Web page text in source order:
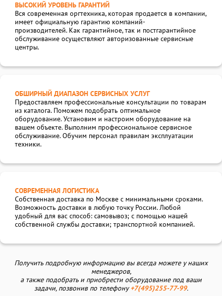
ВЫСОКИЙ УРОВЕНЬ ГАРАНТИЙ
Вся современная оргтехника, которая продается в компании,
имеет официальную гарантию компаний-
производителей. Как гарантийное, так и постгарантийное
обслуживание осуществляют авторизованные сервисные
центры.
ОБШИРНЫЙ ДИАПАЗОН СЕРВИСНЫХ УСЛУГ
Предоставляем профессиональные консультации по товарам
из каталога. Поможем подобрать оптимальное
оборудование. Установим и настроим оборудование на
вашем объекте. Выполним профессиональное сервисное
обслуживание. Обучим персонал правилам эксплуатации
техники.
СОВРЕМЕННАЯ ЛОГИСТИКА
Собственная доставка по Москве с минимальными сроками.
Возможность доставки в любую точку России. Любой
удобный для вас способ: самовывоз; с помощью нашей
собственной службы доставки; транспортной компанией.
Получить подробную информацию вы всегда можете у наших
менеджеров,
а также подобрать и приобрести оборудование под ваши
задачи, позвонив по телефону+7(495)255-77-99.